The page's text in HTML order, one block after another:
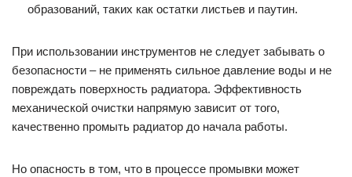
образований, таких как остатки листьев и паутин.
При использовании инструментов не следует забывать о
безопасности – не применять сильное давление воды и не
повреждать поверхность радиатора. Эффективность
механической очистки напрямую зависит от того,
качественно промыть радиатор до начала работы.
Но опасность в том, что в процессе промывки может